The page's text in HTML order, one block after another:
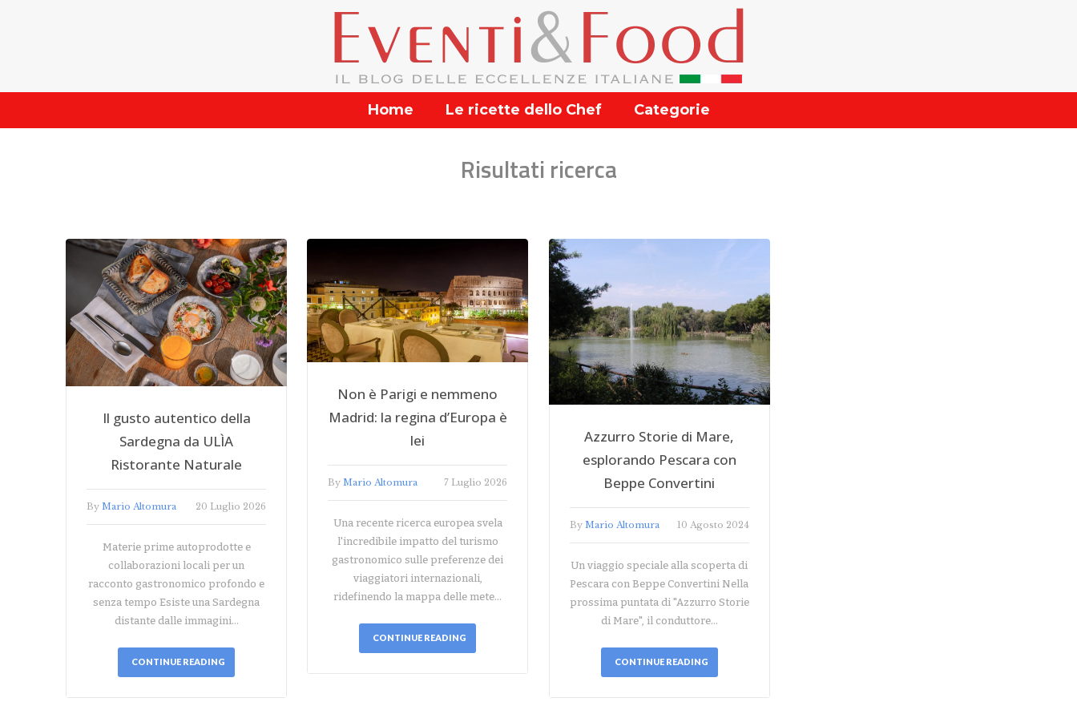
Home Le ricette dello Chef Categorie
Risultati ricerca
Il gusto autentico della
Sardegna da ULÌA
Ristorante Naturale
By Mario Altomura 20 Luglio 2026
Materie prime autoprodotte e
collaborazioni locali per un
racconto gastronomico profondo e
senza tempo Esiste una Sardegna
distante dalle immagini…
CONTINUE READING
Non è Parigi e nemmeno
Madrid: la regina d’Europa è
lei
ByMario Altomura 7 Luglio 2026
Una recente ricerca europea svela
l'incredibile impatto del turismo
gastronomico sulle preferenze dei
viaggiatori internazionali,
ridefinendo la mappa delle mete…
CONTINUE READING
Azzurro Storie di Mare,
esplorando Pescara con
Beppe Convertini
By Mario Altomura 10 Agosto 2024
Un viaggio speciale alla scoperta di
Pescara con Beppe Convertini Nella
prossima puntata di "Azzurro Storie
di Mare", il conduttore…
CONTINUE READING